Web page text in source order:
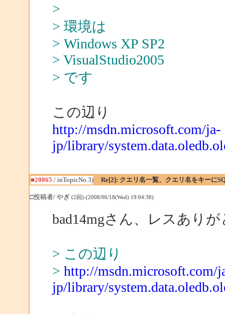
>
> 環境は
> Windows XP SP2
> VisualStudio2005
> です
この辺り
http://msdn.microsoft.com/ja-
jp/library/
■20865 / inTopicNo.3) Re[2]: クエリ名一覧、クエリ名をキーに
□投稿者/ やぎ (2回)-(2008/06/18(Wed) 19:04:38)
bad14mgさん、レスあり
> この辺り
> http://msdn.microsoft.com/
jp/library/